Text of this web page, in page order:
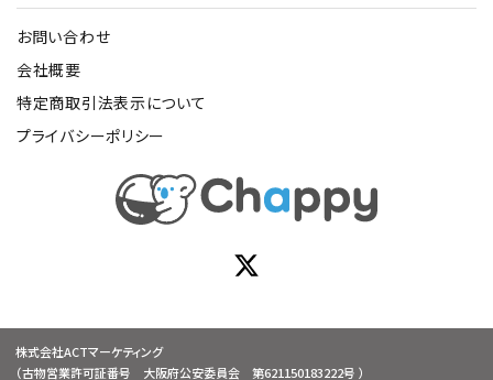
お問い合わせ
会社概要
特定商取引法表示について
プライバシーポリシー
株式会社ACTマーケティング
（古物営業許可証番号 大阪府公安委員会 第621150183222号 ）